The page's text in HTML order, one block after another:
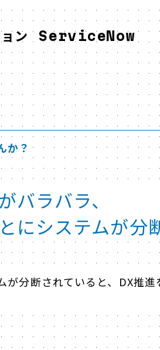
ョン ServiceNow
か？
バラバラ、
にシステムが分
が分断されていると、DX推